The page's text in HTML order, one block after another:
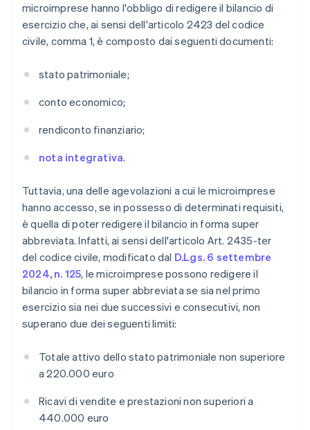
microimprese hanno l'obbligo di redigere il bilancio di
esercizio che, ai sensi dell'articolo 2423 del codice
civile, comma 1, è composto dai seguenti documenti:
stato patrimoniale;
conto economico;
rendiconto finanziario;
nota integrativa.
Tuttavia, una delle agevolazioni a cui le microimprese
hanno accesso, se in possesso di determinati requisiti,
è quella di poter redigere il bilancio in forma super
abbreviata. Infatti, ai sensi dell'articolo Art. 2435-ter
del codice civile, modificato dal D.Lgs. 6 settembre
2024, n. 125, le microimprese possono redigere il
bilancio in forma super abbreviata se sia nel primo
esercizio sia nei due successivi e consecutivi, non
superano due dei seguenti limiti:
Totale attivo dello stato patrimoniale non superiore
a 220.000 euro
Ricavi di vendite e prestazioni non superiori a
440.000 euro